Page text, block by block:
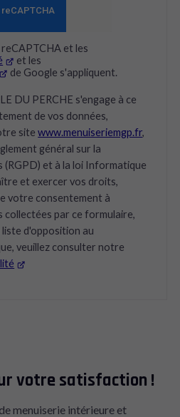
et les
et les
de Google s'appliquent.
DU PERCHE s'engage à ce
de vos données,
sitewww.menuiseriemgp.fr,
général sur la
et à la loi Informatique
et exercer vos droits,
votre consentement à
collectées par ce formulaire,
d'opposition au
veuillez consulter notre
votre satisfaction !
menuiserie intérieure et